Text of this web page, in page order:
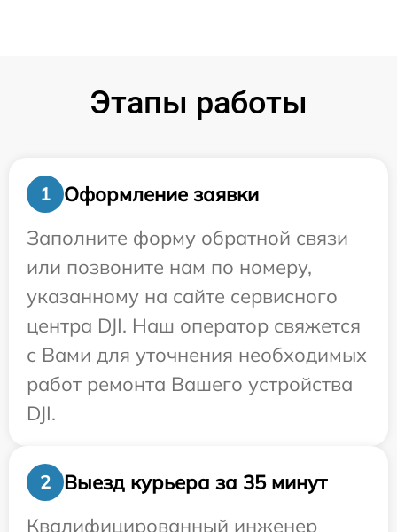
Этапы работы
1
Оформление заявки
Заполните форму обратной связи
или позвоните нам по номеру,
указанному на сайте сервисного
центра DJI. Наш оператор свяжется
с Вами для уточнения необходимых
работ ремонта Вашего устройства
DJI.
2
Выезд курьера за 35 минут
Квалифицированный инженер